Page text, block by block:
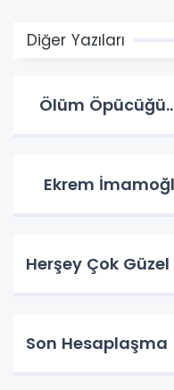
Diğer Yazıları
Ölüm
Ekrem
Herşey Çok
Son Hesaplaşma